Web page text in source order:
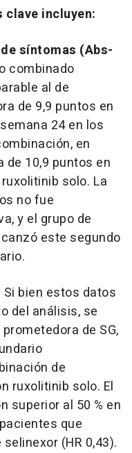
incluyen:
síntomas (Abs-
combinado
al de
de 9,9 puntos en
24 en los
en
10,9 puntos en
solo. La
no fue
y el grupo de
este segundo
Si bien estos datos
del análisis, se
de SG,
de
ruxolitinib solo. El
superior al 50 % en
que
(HR 0,43).